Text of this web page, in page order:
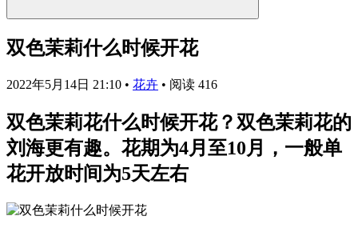
双色茉莉什么时候开花
2022年5月14日 21:10 • 花卉 • 阅读 416
双色茉莉花什么时候开花？双色茉莉花的
刘海更有趣。花期为4月至10月，一般单
花开放时间为5天左右